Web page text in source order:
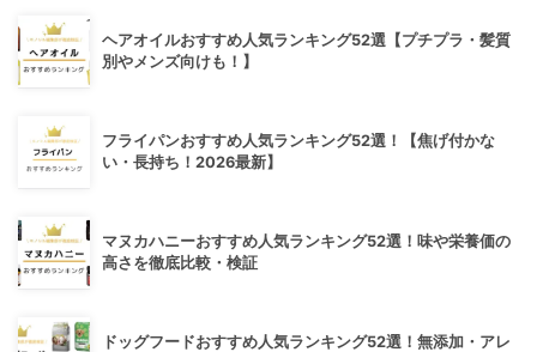
ヘアオイルおすすめ人気ランキング52選【プチプラ・髪質
別やメンズ向けも！】
フライパンおすすめ人気ランキング52選！【焦げ付かな
い・長持ち！2026最新】
マヌカハニーおすすめ人気ランキング52選！味や栄養価の
高さを徹底比較・検証
ドッグフードおすすめ人気ランキング52選！無添加・アレ